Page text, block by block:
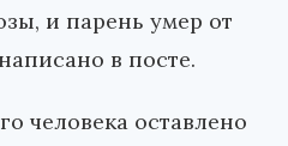
и парень умер от
в посте.
человека оставлено